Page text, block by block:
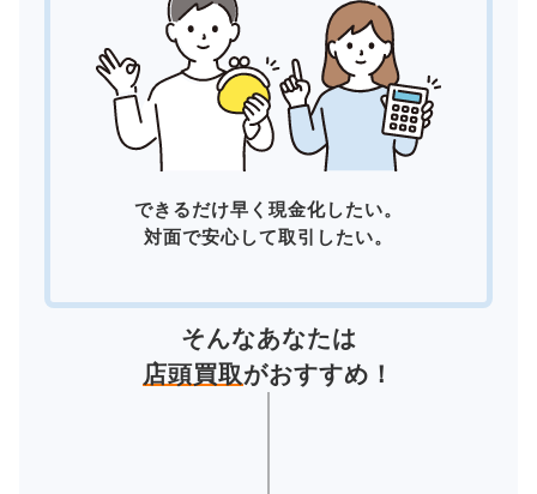
できるだけ早く現金化したい。
対面で安心して取引したい。
そんなあなたは
店頭買取がおすすめ！